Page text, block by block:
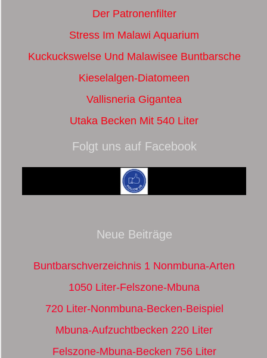
Der Patronenfilter
Stress Im Malawi Aquarium
Kuckuckswelse Und Malawisee Buntbarsche
Kieselalgen-Diatomeen
Vallisneria Gigantea
Utaka Becken Mit 540 Liter
Folgt uns auf Facebook
Neue Beiträge
Buntbarschverzeichnis 1 Nonmbuna-Arten
1050 Liter-Felszone-Mbuna
720 Liter-Nonmbuna-Becken-Beispiel
Mbuna-Aufzuchtbecken 220 Liter
Felszone-Mbuna-Becken 756 Liter